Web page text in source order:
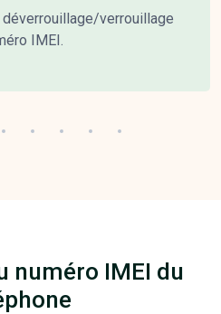
verrouillage
IMEI.
numéro IMEI du